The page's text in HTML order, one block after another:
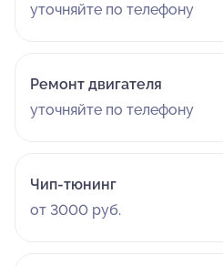
уточняйте по телефону
Ремонт двигателя
уточняйте по телефону
Чип-тюнинг
от 3000 руб.